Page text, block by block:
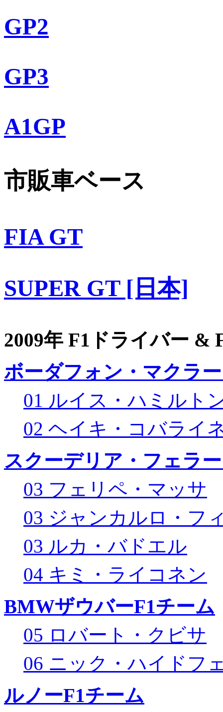
GP2
GP3
A1GP
市販車ベース
FIA GT
SUPER GT [日本]
2009年 F1ドライバー &
ボーダフォン・マクラ
01 ルイス・ハミルト
02 ヘイキ・コバライ
スクーデリア・フェラ
03 フェリペ・マッサ
03 ジャンカルロ・フ
03 ルカ・バドエル
04 キミ・ライコネン
BMWザウバーF1チーム
05 ロバート・クビサ
06 ニック・ハイドフ
ルノーF1チーム